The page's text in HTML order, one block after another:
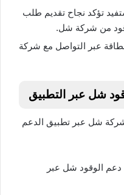
تؤكد نجاح تقديم طلب
من شركة شل.
عبر التواصل مع شركة
شل عبر التطبيق
شل عبر تطبيق الدعم
الوقود شل عبر